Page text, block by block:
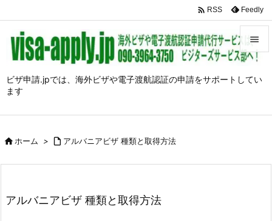
ビザ申請.jpでは、海外ビザや電子渡航認証の申請をサポートしてい
ます


メニュ
 RSS Feedly
ホーム >  アルバニアビザ 種類と取得方法
アルバニアビザ 種類と取得方法